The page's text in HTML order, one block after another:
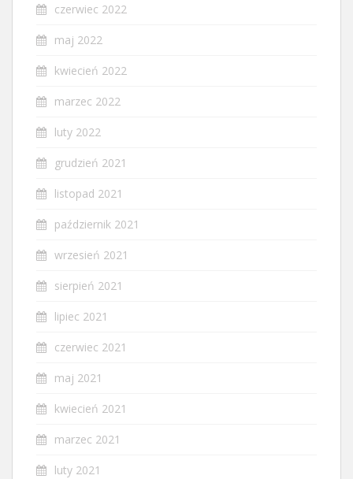
czerwiec 2022
maj 2022
kwiecień 2022
marzec 2022
luty 2022
grudzień 2021
listopad 2021
październik 2021
wrzesień 2021
sierpień 2021
lipiec 2021
czerwiec 2021
maj 2021
kwiecień 2021
marzec 2021
luty 2021